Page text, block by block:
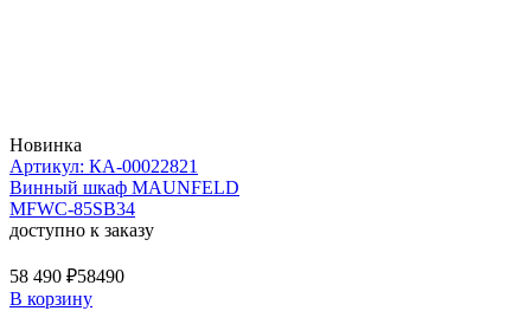
Новинка
Артикул: КА-00022821
Винный шкаф MAUNFELD
MFWC-85SB34
доступно к заказу
58 490 ₽58490
В корзину